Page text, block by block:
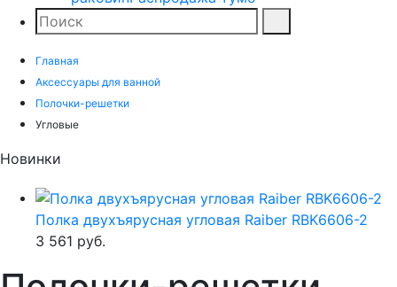
Поиск
Главная
Аксессуары для ванной
Полочки-решетки
Угловые
Новинки
Полка двухъярусная угловая Raiber RBK6606-2
3 561 руб.